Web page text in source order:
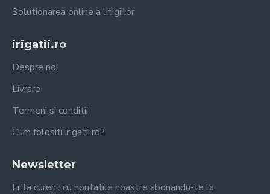
Solutionarea online a litigiilor
irigatii.ro
Despre noi
Livrare
Termeni si conditii
Cum folositi irigatii.ro?
Newsletter
Fii la curent cu noutatile noastre abonandu-te la